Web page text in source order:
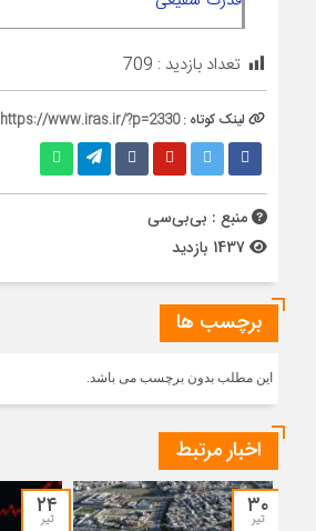
تعداد بازدید : 709
لینک کوتاه :https://www.iras.ir/?p=2330
منبع : بی‌بی‌سی
برچسب ها
این مطلب بدون برچسب می باشد.
اخبار مرتبط
۳۰
تیر ۲۴
تیر